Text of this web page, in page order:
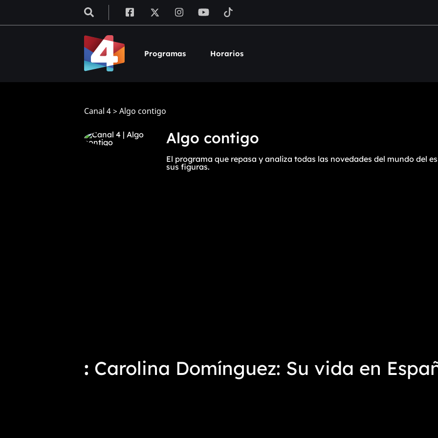
Programas Horarios
Canal 4> Algo contigo
Algo contigo
El programa que repasa y analiza todas las novedades del mundo del
sus figuras.
Carolina Domínguez: Su vida en